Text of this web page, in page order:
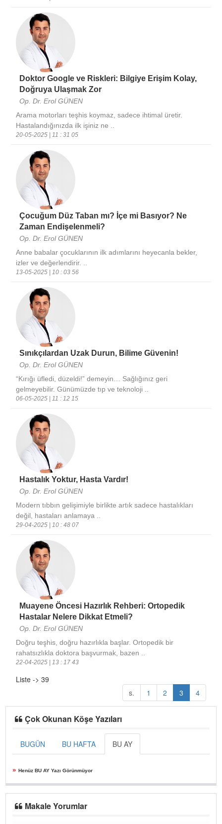
Doktor Google ve Riskleri: Bilgiye Erişim Kolay,
Doğruya Ulaşmak Zor
Op. Dr. Erol GÜNEN
Arama motorları teşhis koymaz, sadece ihtimal üretir.
Hastalandığınızda ilk işiniz ne ..
20-05-2025 | 11 : 31 05
Çocuğum Düz Taban mı? İçe mi Basıyor? Ne
Zaman Endişelenmeli?
Op. Dr. Erol GÜNEN
Anne babalar çocuklarının ilk adımlarını heyecanla bekler,
izler ve değerlendirir. ..
13-05-2025 | 10 : 03 56
Sınıkçılardan Uzak Durun, Bilime Güvenin!
Op. Dr. Erol GÜNEN
“Kırığı üfledi, düzeldi!” demeyin… Sağlığınız geri
gelmeyebilir. Günümüzde tıp ve teknoloji ..
06-05-2025 | 11 : 12 15
Hastalık Yoktur, Hasta Vardır!
Op. Dr. Erol GÜNEN
Modern tıbbın gelişimiyle birlikte artık sadece hastalıkları
değil, hastaları anlamaya ..
29-04-2025 | 10 : 48 07
Muayene Öncesi Hazırlık Rehberi: Ortopedik
Hastalar Nelere Dikkat Etmeli?
Op. Dr. Erol GÜNEN
Doğru teşhis, doğru hazırlıkla başlar. Ortopedik bir
rahatsızlıkla doktora başvurmak, bazen ..
22-04-2025 | 13 : 17 43
Liste -> 39
s.
1 2 3 4
Çok Okunan Köşe Yazıları
BUGÜN BU HAFTA BU AY
» Henüz BU AY Yazı Görünmüyor
Makale Yorumlar